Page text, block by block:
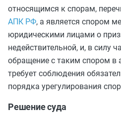
относящимся к спорам,
АПК РФ, а является спором
юридическими лицами о
недействительной, и, в силу
обращение с таким спором в
требует соблюдения
порядка урегулирования
Решение суда